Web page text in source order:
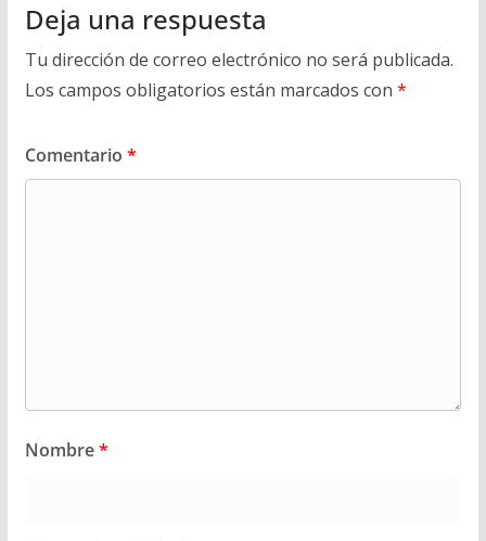
Deja una respuesta
Tu dirección de correo electrónico no será publicada.
Los campos obligatorios están marcados con *
Comentario *
Nombre*